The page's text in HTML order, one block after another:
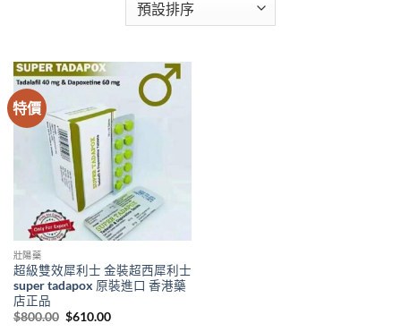
特價
壯陽藥
超級雙效犀利士 金裝超西犀利士
super tadapox 原裝進口 香港藥
店正品
$800.00 Original
$610.00Current